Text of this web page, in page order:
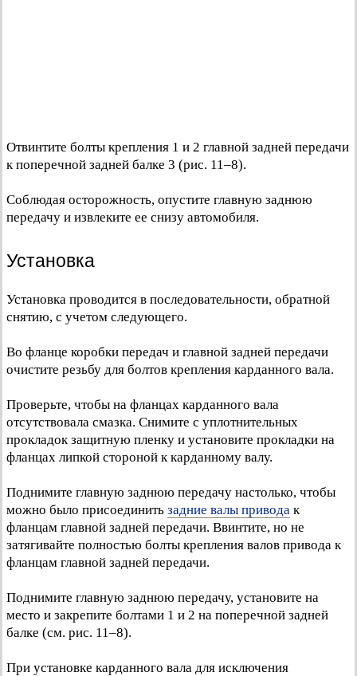
Отвинтите болты крепления 1 и 2 главной задней передачи
к поперечной задней балке 3 (рис. 11–8).
Соблюдая осторожность, опустите главную заднюю
передачу и извлеките ее снизу автомобиля.
Установка
Установка проводится в последовательности, обратной
снятию, с учетом следующего.
Во фланце коробки передач и главной задней передачи
очистите резьбу для болтов крепления карданного вала.
Проверьте, чтобы на фланцах карданного вала
отсутствовала смазка. Снимите с уплотнительных
прокладок защитную пленку и установите прокладки на
фланцах липкой стороной к карданному валу.
Поднимите главную заднюю передачу настолько, чтобы
можно было присоединить задние валы привода к
фланцам главной задней передачи. Ввинтите, но не
затягивайте полностью болты крепления валов привода к
фланцам главной задней передачи.
Поднимите главную заднюю передачу, установите на
место и закрепите болтами 1 и 2 на поперечной задней
балке (см. рис. 11–8).
При установке карданного вала для исключения